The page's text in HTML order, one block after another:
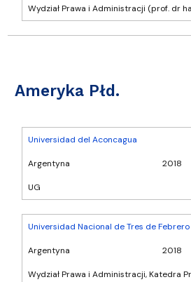
Wydział Prawa i Administracji (prof. dr
Ameryka Płd.
Universidad del Aconcagua
Argentyna 2018
UG
Universidad Nacional de Tres de Febrero
Argentyna 2018
Wydział Prawa i Administracji, Katedra